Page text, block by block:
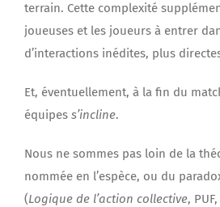
terrain. Cette complexité
joueuses et les joueurs à entrer
d’interactions inédites, plus
Et, éventuellement, à la fin du
équipes s’incline.
Nous ne sommes pas loin de la
nommée en l’espèce, ou du
(Logique de l’action collective,